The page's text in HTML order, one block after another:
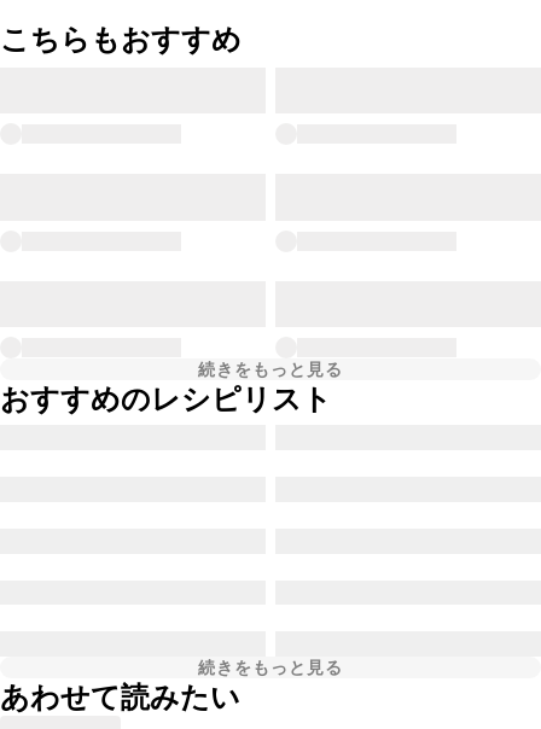
こちらもおすすめ
続きをもっと見る
おすすめのレシピリスト
続きをもっと見る
あわせて読みたい